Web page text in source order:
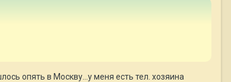
опять в Москву...у меня есть тел. хозяина